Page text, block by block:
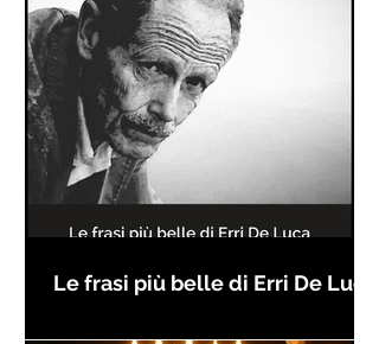
Le frasi più belle di Erri De Luca